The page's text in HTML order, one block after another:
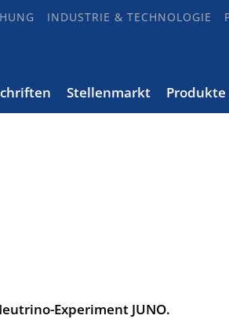
INDUSTRIE & TECHNOLOGIE
Stellenmarkt Produkte
Experiment JUNO.